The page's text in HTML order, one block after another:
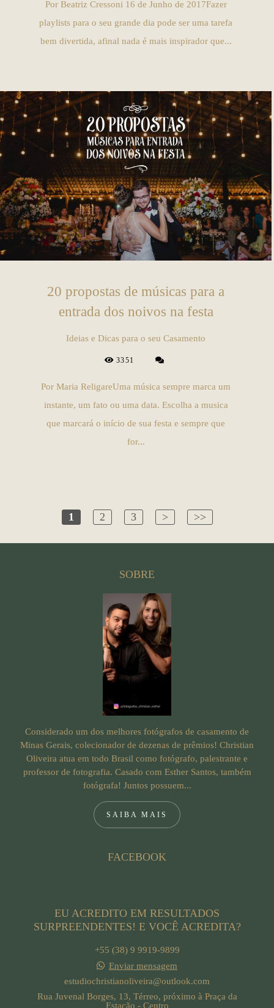
Por Beatriz Cressoni 16 de Junho de 2017Fazer
playlists para o seu grande dia pode ser uma tarefa
bem divertida, afinal nada é mais inspirador que...
20 propostas de músicas para a
entrada dos noivos na festa
Ideias e Dicas para o seu Casamento
3351
Por Maria ReligareUma música sempre marca um
instante, um fato ou uma data. Escolha a musica
que marcará o início de sua festa e sempre que
for...
1 2 3 > >>
SOBRE
Considerado um dos melhores fotógrafos de casamento de
Minas Gerais, colecionador de dezenas de prêmios! Christian
Oliveira atua em todo Brasil como fotógrafo, palestrante e
professor de fotografia. Casado com Esther Santos, também
fotógrafa! Juntos possuem...
SAIBA MAIS
FACEBOOK
EU ACREDITO EM RESULTADOS
SURPREENDENTES! E VOCÊ ACREDITA?
+55 (38) 9 9919-9899
Enviar mensagem
estudiochristianoliveira@outlook.com
Rua Juvenal Borges, 13, Térreo, próximo à Praça da
Estação - Centro